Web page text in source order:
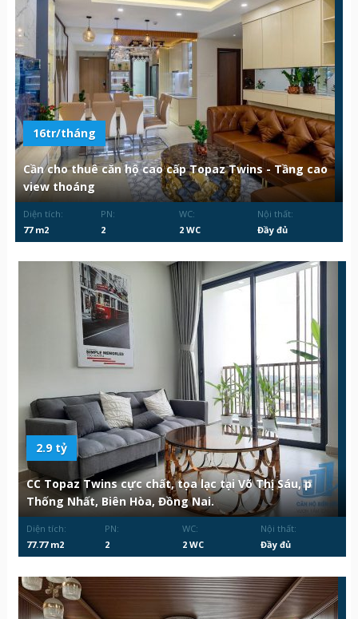
16tr/tháng
Cần cho thuê căn hộ cao cấp Topaz Twins - Tầng cao
view thoáng
Diện tích:
77 m2
PN:
2
WC:
2 WC
Nội thất:
Đầy đủ
2.9 tỷ
CC Topaz Twins cực chất, tọa lạc tại Võ Thị Sáu, p
Thống Nhất, Biên Hòa, Đồng Nai.
Diện tích:
77.77 m2
PN:
2
WC:
2 WC
Nội thất:
Đầy đủ